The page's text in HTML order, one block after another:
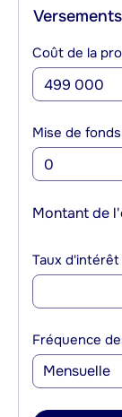
Coût de la
Mise de fonds
Montant de
Taux d'intérêt
Fréquence
Mensuelle